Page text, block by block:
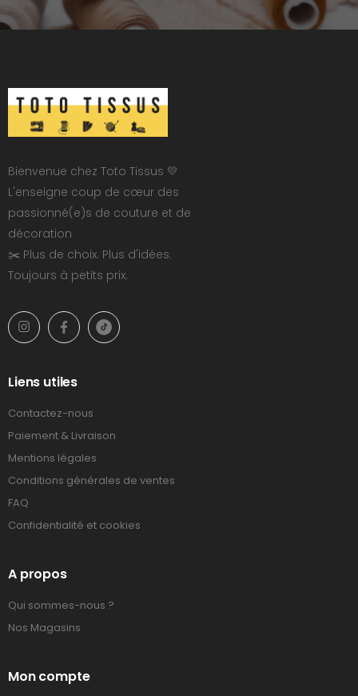
Bienvenue chez Toto Tissus 💛
L'enseigne coup de cœur des
passionné(e)s de couture et de
décoration
✂️ Plus de choix. Plus d'idées.
Toujours à petits prix.
Liens utiles
Contactez-nous
Paiement & Livraison
Mentions légales
Conditions générales de ventes
FAQ
Confidentialité et cookies
A propos
Qui sommes-nous ?
Nos Magasins
Mon compte